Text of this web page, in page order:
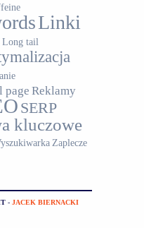
Linki
Long tail
page Reklamy
SERP
kluczowe
Zaplecze
- JACEK BIERNACKI